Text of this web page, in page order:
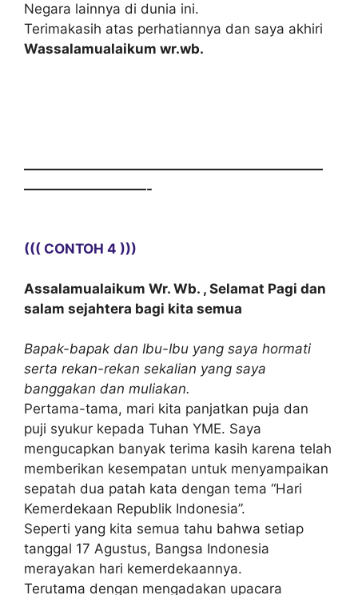
Negara lainnya di dunia ini.
Terimakasih atas perhatiannya dan saya akhiri
Wassalamualaikum wr.wb.
——————————————————————
—————————-
((( CONTOH 4 )))
Assalamualaikum Wr. Wb. , Selamat Pagi dan
salam sejahtera bagi kita semua
Bapak-bapak dan Ibu-Ibu yang saya hormati
serta rekan-rekan sekalian yang saya
banggakan dan muliakan.
Pertama-tama, mari kita panjatkan puja dan
puji syukur kepada Tuhan YME. Saya
mengucapkan banyak terima kasih karena telah
memberikan kesempatan untuk menyampaikan
sepatah dua patah kata dengan tema “Hari
Kemerdekaan Republik Indonesia”.
Seperti yang kita semua tahu bahwa setiap
tanggal 17 Agustus, Bangsa Indonesia
merayakan hari kemerdekaannya.
Terutama dengan mengadakan upacara